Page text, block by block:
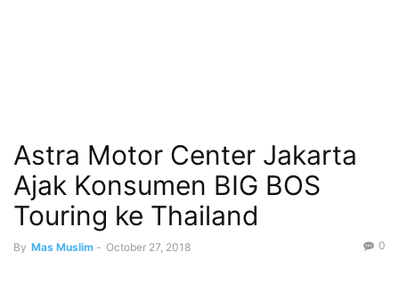
Astra Motor Center Jakarta
Ajak Konsumen BIG BOS
Touring ke Thailand
By Mas Muslim - October 27, 2018 0